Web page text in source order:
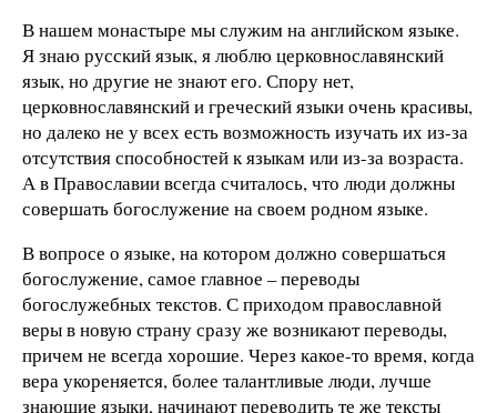
В нашем монастыре мы служим на английском языке.
Я знаю русский язык, я люблю церковнославянский
язык, но другие не знают его. Спору нет,
церковнославянский и греческий языки очень красивы,
но далеко не у всех есть возможность изучать их из-за
отсутствия способностей к языкам или из-за возраста.
А в Православии всегда считалось, что люди должны
совершать богослужение на своем родном языке.
В вопросе о языке, на котором должно совершаться
богослужение, самое главное – переводы
богослужебных текстов. С приходом православной
веры в новую страну сразу же возникают переводы,
причем не всегда хорошие. Через какое-то время, когда
вера укореняется, более талантливые люди, лучше
знающие языки, начинают переводить те же тексты